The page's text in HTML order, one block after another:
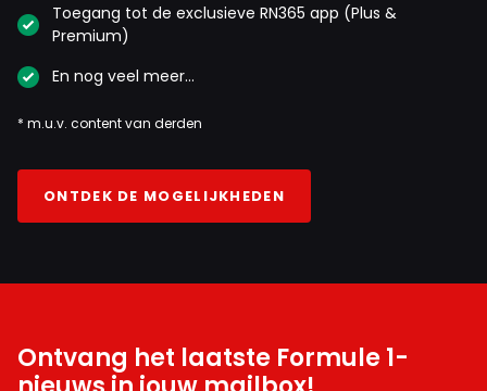
Toegang tot de exclusieve RN365 app (Plus &
Premium)
En nog veel meer…
* m.u.v. content van derden
ONTDEK DE MOGELIJKHEDEN
Ontvang het laatste Formule 1-